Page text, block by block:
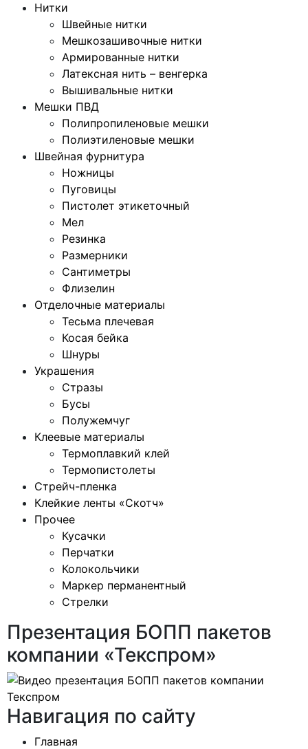
Нитки
Швейные нитки
Мешкозашивочные нитки
Армированные нитки
Латексная нить – венгерка
Вышивальные нитки
Мешки ПВД
Полипропиленовые мешки
Полиэтиленовые мешки
Швейная фурнитура
Ножницы
Пуговицы
Пистолет этикеточный
Мел
Резинка
Размерники
Сантиметры
Флизелин
Отделочные материалы
Тесьма плечевая
Косая бейка
Шнуры
Украшения
Стразы
Бусы
Полужемчуг
Клеевые материалы
Термоплавкий клей
Термопистолеты
Стрейч-пленка
Клейкие ленты «Скотч»
Прочее
Кусачки
Перчатки
Колокольчики
Маркер перманентный
Стрелки
Презентация БОПП пакетов
компании «Текспром»
Навигация по сайту
Главная